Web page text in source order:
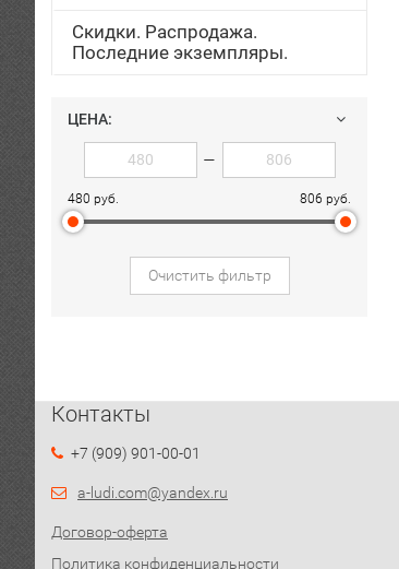
Скидки. Распродажа.
Последние экземпляры.
ЦЕНА:
—
480 руб. 806 руб.
Очистить фильтр
Контакты
+7 (909) 901-00-01
a-ludi.com@yandex.ru
Договор-оферта
Политика конфиденциальности